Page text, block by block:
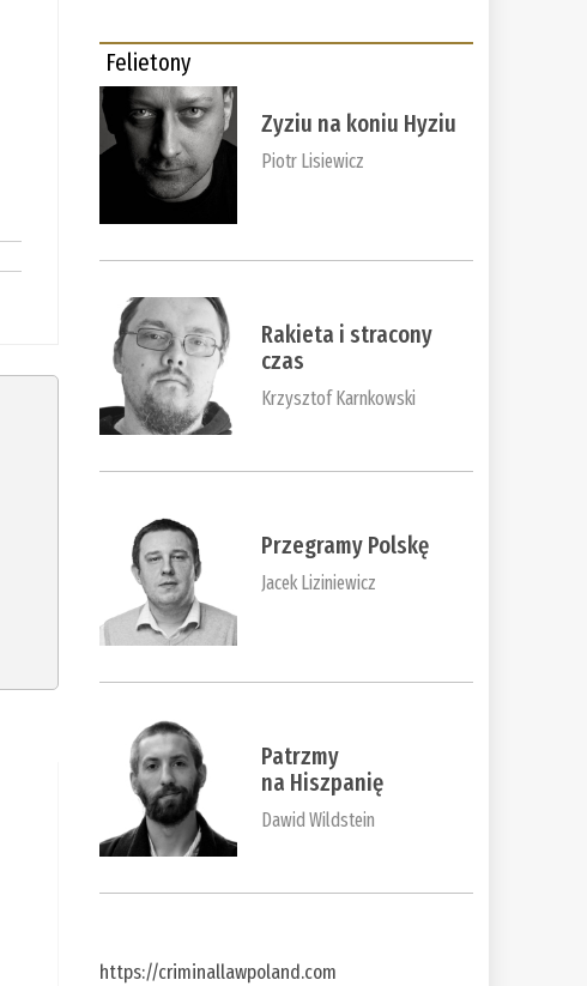
Felietony
Zyziu na koniu Hyziu
Piotr Lisiewicz
Rakieta i stracony
czas
Krzysztof Karnkowski
Przegramy Polskę
Jacek Liziniewicz
Patrzmy
na Hiszpanię
Dawid Wildstein
https://criminallawpoland.com